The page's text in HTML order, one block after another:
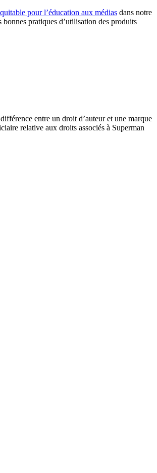
pour l’éducation aux médias dans notre
pratiques d’utilisation des produits
entre un droit d’auteur et une marque
relative aux droits associés à Superman